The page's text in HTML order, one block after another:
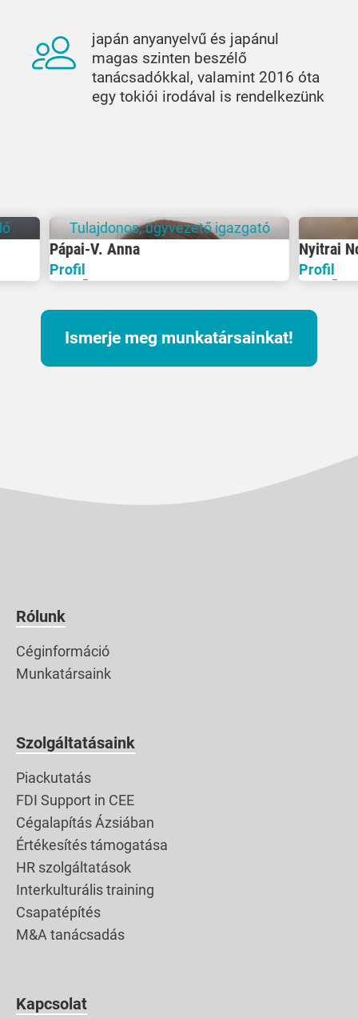
japán anyanyelvű és japánul
magas szinten beszélő
tanácsadókkal, valamint 2016 óta
egy tokiói irodával is rendelkezünk
ügyvezető igazgató Pénzügyi
Ismerje meg munkatársainkat!
Rólunk
Céginformáció
Munkatársaink
Szolgáltatásaink
Piackutatás
FDI Support in CEE
Cégalapítás Ázsiában
Értékesítés támogatása
HR szolgáltatások
Interkulturális training
Csapatépítés
M&A tanácsadás
Kapcsolat